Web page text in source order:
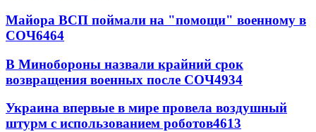
Майора ВСП поймали на "помощи" военному в
СОЧ6464
В Минобороны назвали крайний срок
возвращения военных после СОЧ4934
Украина впервые в мире провела воздушный
штурм с использованием роботов4613